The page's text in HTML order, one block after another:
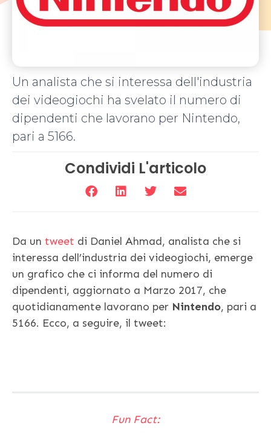
Un analista che si interessa dell'industria
dei videogiochi ha svelato il numero di
dipendenti che lavorano per Nintendo,
pari a 5166.
Condividi L'articolo
Da un tweet di Daniel Ahmad, analista che si
interessa dell’industria dei videogiochi, emerge
un grafico che ci informa del numero di
dipendenti, aggiornato a Marzo 2017, che
quotidianamente lavorano per Nintendo, pari a
5166. Ecco, a seguire, il tweet:
Fun Fact: